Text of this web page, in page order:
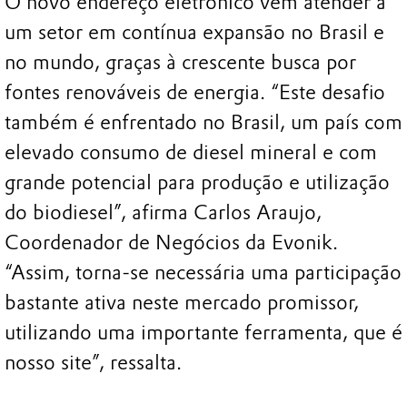
um setor em contínua expansão no Brasil e
no mundo, graças à crescente busca por
fontes renováveis de energia. “Este desafio
também é enfrentado no Brasil, um país com
elevado consumo de diesel mineral e com
grande potencial para produção e utilização
do biodiesel”, afirma Carlos Araujo,
Coordenador de Negócios da Evonik.
“Assim, torna-se necessária uma participação
bastante ativa neste mercado promissor,
utilizando uma importante ferramenta, que é
nosso site”, ressalta.